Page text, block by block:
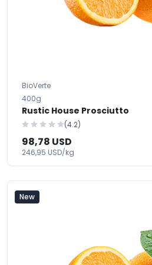
BioVerte
400g
Rustic House Prosciutto
(4.2)
98,78 USD
246,95 USD/kg
New